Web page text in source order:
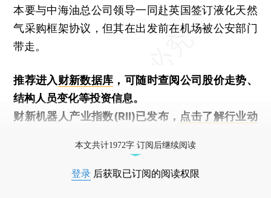
本要与中海油总公司领导一同赴英国签订液化天然
气采购框架协议，但其在出发前在机场被公安部门
带走。
推荐进入财新数据库 ，可随时查阅公司股价走势、
结构人员变化等投资信息。
财新机器人产业指数(RII)已发布， 点击了解行业动
本文共计1972字 订阅后继续阅读
登录 后获取已订阅的阅读权限